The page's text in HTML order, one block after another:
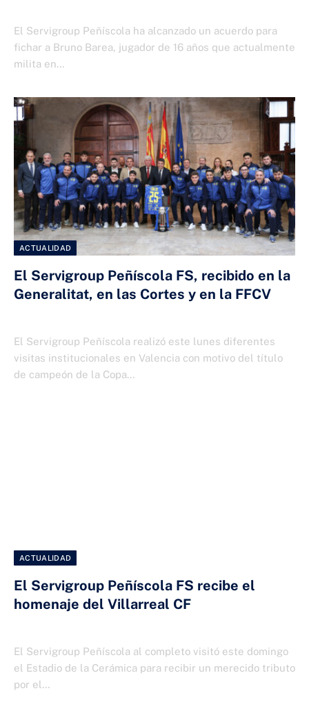
El Servigroup Peñíscola ha alcanzado un acuerdo para
fichar a Bruno Barea, jugador de 16 años que actualmente
milita en…
ACTUALIDAD
El Servigroup Peñíscola FS, recibido en la
Generalitat, en las Cortes y en la FFCV
El Servigroup Peñíscola realizó este lunes diferentes
visitas institucionales en Valencia con motivo del título
de campeón de la Copa…
ACTUALIDAD
El Servigroup Peñíscola FS recibe el
homenaje del Villarreal CF
El Servigroup Peñíscola al completo visitó este domingo
el Estadio de la Cerámica para recibir un merecido tributo
por el…